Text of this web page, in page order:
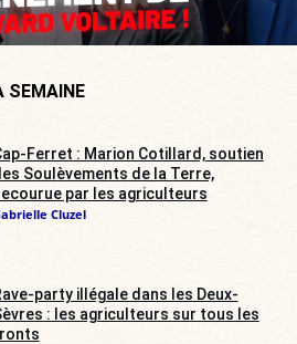
SEMAINE
Ferret : Marion Cotillard, soutien
Soulèvements de la Terre,
par les agriculteurs
Cluzel
party illégale dans les Deux-
: les agriculteurs sur tous les